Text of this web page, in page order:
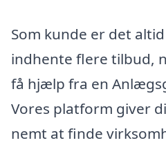
Som kunde er det
indhente flere tilbud,
få hjælp fra en
Vores platform giver
nemt at finde